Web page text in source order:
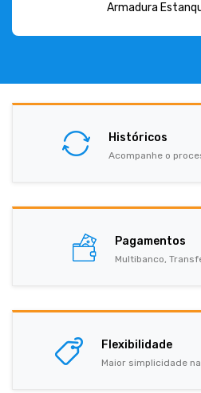
Armadura
Históricos
Acompanhe o
Pagamentos
Multibanco,
Flexibilidade
Maior simplicidade